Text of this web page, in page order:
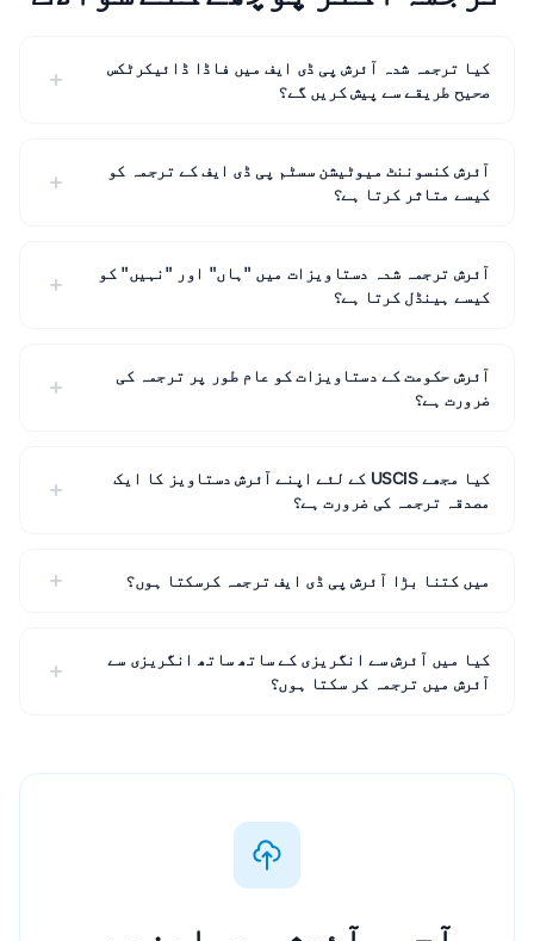
کیا ترجمہ شدہ آئرش پی ڈی ایف میں فاڈا ڈائیکرٹکس
صحیح طریقے سے پیش کریں گے؟
آئرش کنسوننٹ میوٹیشن سسٹم پی ڈی ایف کے ترجمہ کو
کیسے متاثر کرتا ہے؟
آئرش ترجمہ شدہ دستاویزات میں "ہاں" اور "نہیں" کو
کیسے ہینڈل کرتا ہے؟
آئرش حکومت کے دستاویزات کو عام طور پر ترجمہ کی
ضرورت ہے؟
کیا مجھے USCIS کے لئے اپنے آئرش دستاویز کا ایک
مصدقہ ترجمہ کی ضرورت ہے؟
میں کتنا بڑا آئرش پی ڈی ایف ترجمہ کرسکتا ہوں؟
کیا میں آئرش سے انگریزی کے ساتھ ساتھ انگریزی سے
آئرش میں ترجمہ کر سکتا ہوں؟